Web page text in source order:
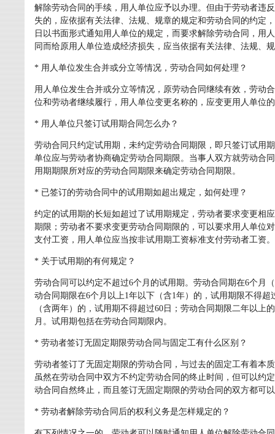
解除劳动合同的手续，用人单位应予以办理。但由于劳动者违
失的，应依据有关法律、法规、规章的规定和劳动合同的约定
日以书面形式通知用人单位的规定，而要求解除劳动合同，用
同而给原用人单位造成经济损失，应当依据有关法律、法规、
* 用人单位发生合并或分立等情况，劳动合同如何处理？
用人单位发生合并或分立等情况，原劳动合同继续有效，劳动
位和劳动者继续履行，用人单位变更名称的，应变更用人单位
* 用人单位只签订试用期合同怎么办？
劳动合同只约定试用期，未约定劳动合同期限，即只签订试用
单位应与劳动者协商确定劳动合同期限。当事人双方就劳动合
用期期限所对应的劳动合同期限来确定劳动合同期限。
* 已签订的劳动合同中的试用期如超出规定，如何处理？
约定的试用期的长短如超过了试用期规定，劳动者要求变更相
期限；劳动者不要求变更劳动合同期限的，可以要求用人单位
支付工资，用人单位应当按非试用期工资标准支付劳动者工资。
* 关于试用期的有何规定？
劳动合同可以约定不超过6个月的试用期。劳动合同期在6个月
动合同期限在6个月以上1年以下（含1年）的，试用期限不得
（含两年）的，试用期不得超过60日；劳动合同期限二年以上
月。试用期包括在劳动合同期限内。
* 劳动者签订无固定期限劳动合同与固定工有什么区别？
劳动者签订了无固定期限的劳动合同，与过去的固定工有着本
虽然在劳动合同中双方不约定劳动合同的终止时间，但可以约
动合同自然终止，而且签订无固定期限的劳动合同的双方都可
* 劳动者解除劳动合同后的权利义务是怎样规定的？